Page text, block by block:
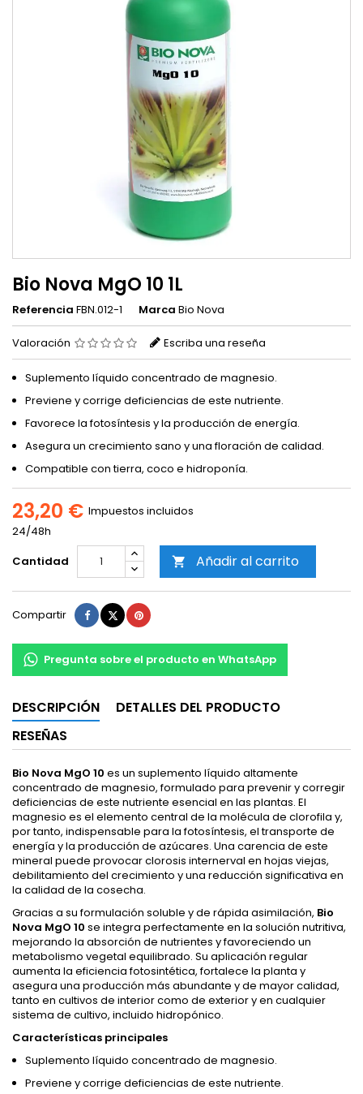
Bio Nova MgO 10 1L
Referencia FBN.012-1 Marca Bio Nova
Valoración Escriba una reseña
Suplemento líquido concentrado de magnesio.
Previene y corrige deficiencias de este nutriente.
Favorece la fotosíntesis y la producción de energía.
Asegura un crecimiento sano y una floración de calidad.
Compatible con tierra, coco e hidroponía.
23,20 € Impuestos incluidos
24/48h
Cantidad
 Añadir al carrito
Compartir Compartir
TuitearPinterest
Pregunta sobre el producto en WhatsApp
DESCRIPCIÓN
DETALLES DEL PRODUCTO
RESEÑAS
Bio Nova MgO 10 es un suplemento líquido altamente
concentrado de magnesio, formulado para prevenir y corregir
deficiencias de este nutriente esencial en las plantas. El
magnesio es el elemento central de la molécula de clorofila y,
por tanto, indispensable para la fotosíntesis, el transporte de
energía y la producción de azúcares. Una carencia de este
mineral puede provocar clorosis internerval en hojas viejas,
debilitamiento del crecimiento y una reducción significativa en
la calidad de la cosecha.
Gracias a su formulación soluble y de rápida asimilación, Bio
Nova MgO 10 se integra perfectamente en la solución nutritiva,
mejorando la absorción de nutrientes y favoreciendo un
metabolismo vegetal equilibrado. Su aplicación regular
aumenta la eficiencia fotosintética, fortalece la planta y
asegura una producción más abundante y de mayor calidad,
tanto en cultivos de interior como de exterior y en cualquier
sistema de cultivo, incluido hidropónico.
Características principales
Suplemento líquido concentrado de magnesio.
Previene y corrige deficiencias de este nutriente.